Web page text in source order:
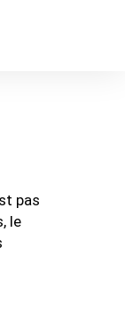
pas
le